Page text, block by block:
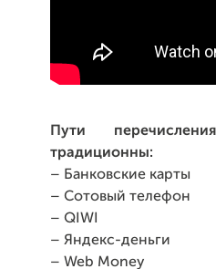
Пути
традиционны:
– Банковские карты
– Сотовый телефон
– QIWI
– Яндекс-деньги
– Web Money